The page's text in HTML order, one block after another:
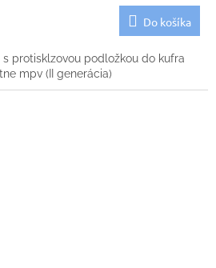
Do košíka
protisklzovou podložkou do kufra
mpv (II generácia)